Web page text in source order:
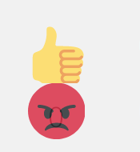
Палец
вверх!
0
Агрессия!